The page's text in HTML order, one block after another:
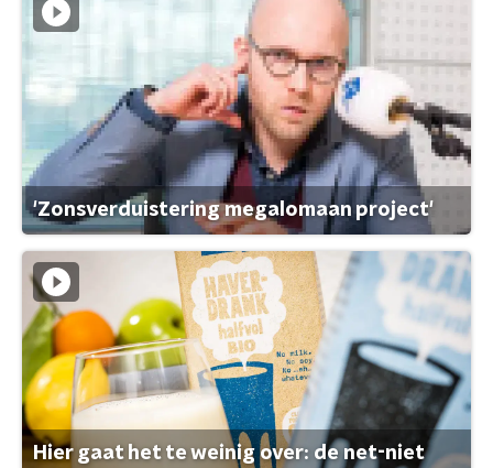
'Zonsverduistering megalomaan project'
Hier gaat het te weinig over: de net-niet